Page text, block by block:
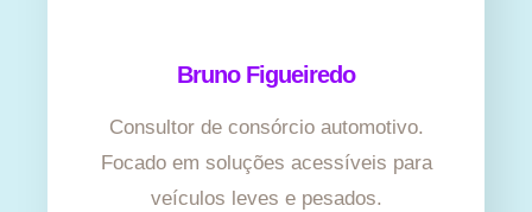
Bruno Figueiredo
Consultor de consórcio automotivo.
Focado em soluções acessíveis para
veículos leves e pesados.